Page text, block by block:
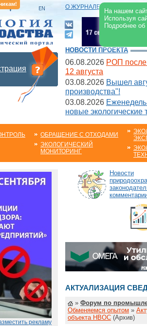
На нашем
Используя
Подробнее
О ЖУРНАЛЕ |
НОВОСТИ ПРОЕКТА
06.08.2026 РОП после
12 августа
03.08.2026 Вышел
производства"!
03.08.2026
новые экологические
ОБРАЩЕНИЕ С ОТХОДАМИ
ЭКОЛОГИЧЕСКИЙ
МОНИТОРИНГ
рекламу
Новости
АКТУАЛИЗАЦИЯ
» Форум по
Обменяемся опытом »
объекта НВОС (Архив)